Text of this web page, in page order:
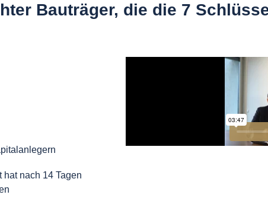
Bauträger, die die 7
hat nach 14 Tagen